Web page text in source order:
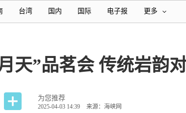
台湾 国内 国际 电子报 更多
天”品茗会 传统岩韵
为您推荐
2025-04-03 14:39 来源：海峡网